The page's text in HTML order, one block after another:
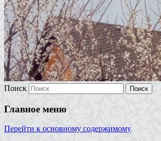
Поиск
Главное меню
Перейти к основному содержимому